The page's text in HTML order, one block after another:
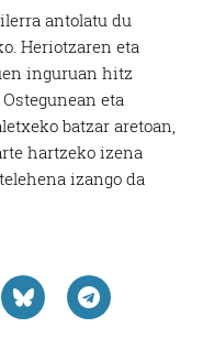
antolatu du
Heriotzaren eta
inguruan hitz
eta
batzar aretoan,
hartzeko izena
izango da